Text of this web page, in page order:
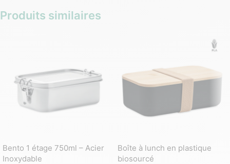
Produits similaires
Bento 1 étage 750ml – Acier
Inoxydable
Boîte à lunch en plastique
biosourcé